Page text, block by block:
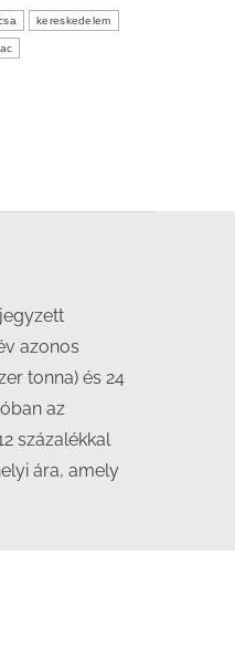
kereskedelem
azonos
tonna) és 24
az
százalékkal
ára, amely